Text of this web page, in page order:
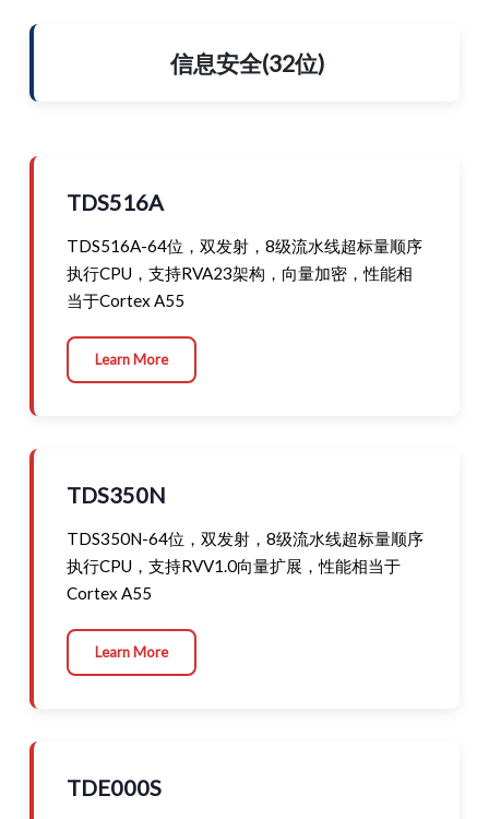
信息安全(32位)
TDS516A
TDS516A-64位，双发射，8级流水线超标量顺序
执行CPU，支持RVA23架构，向量加密，性能相
当于Cortex A55
Learn More
TDS350N
TDS350N-64位，双发射，8级流水线超标量顺序
执行CPU，支持RVV1.0向量扩展，性能相当于
Cortex A55
Learn More
TDE000S